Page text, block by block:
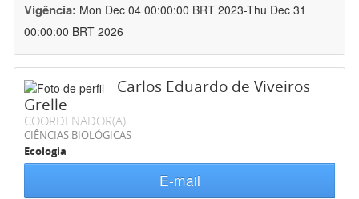
Vigência: Mon Dec 04 00:00:00 BRT 2023-Thu Dec 31
00:00:00 BRT 2026
Carlos Eduardo de Viveiros
Grelle
COORDENADOR(A)
CIÊNCIAS BIOLÓGICAS
Ecologia
E-mail